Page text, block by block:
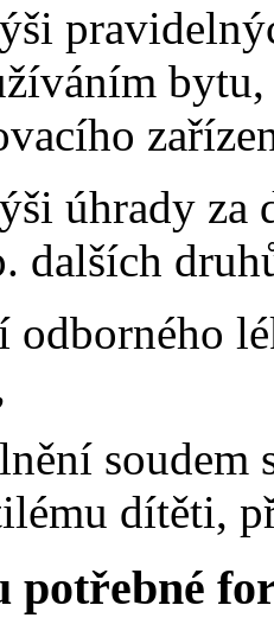
úhrady za
dalších
odborného
soudem
dítěti,
potřebné